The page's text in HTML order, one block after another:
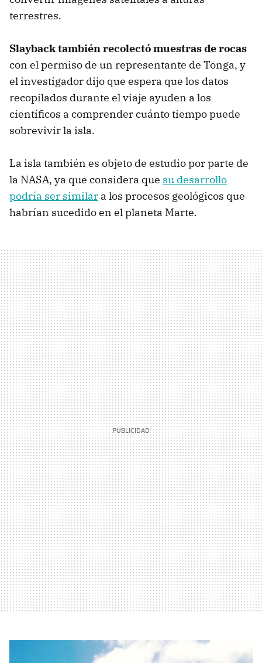
terrestres.
Slayback también recolectó muestras de rocas
con el permiso de un representante de Tonga, y
el investigador dijo que espera que los datos
recopilados durante el viaje ayuden a los
científicos a comprender cuánto tiempo puede
sobrevivir la isla.
La isla también es objeto de estudio por parte de
la NASA, ya que considera que su desarrollo
podría ser similar a los procesos geológicos que
habrían sucedido en el planeta Marte.